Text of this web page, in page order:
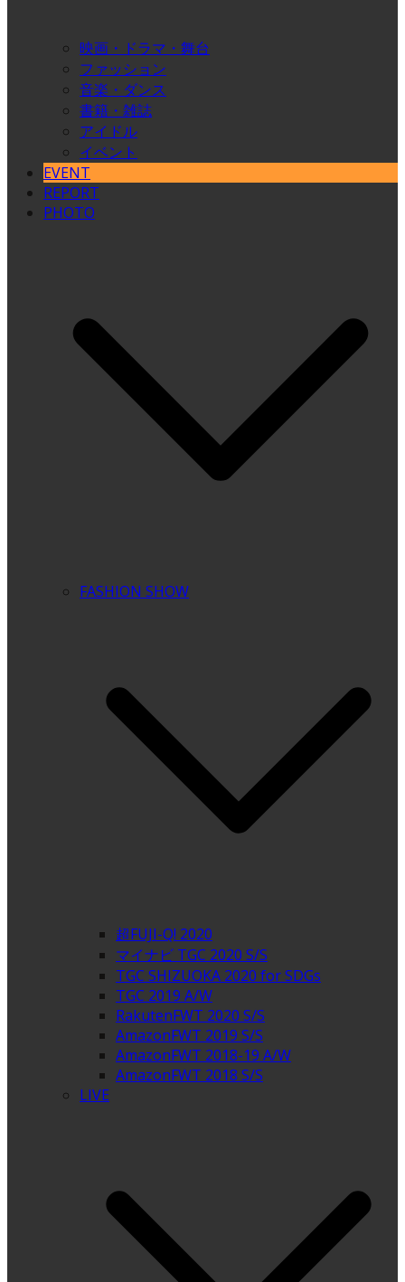
映画・ドラマ・舞台
ファッション
音楽・ダンス
書籍・雑誌
アイドル
イベント
EVENT
REPORT
PHOTO
FASHION SHOW
超FUJI-Q! 2020
マイナビ TGC 2020 S/S
TGC SHIZUOKA 2020 for SDGs
TGC 2019 A/W
RakutenFWT 2020 S/S
AmazonFWT 2019 S/S
AmazonFWT 2018-19 A/W
AmazonFWT 2018 S/S
LIVE